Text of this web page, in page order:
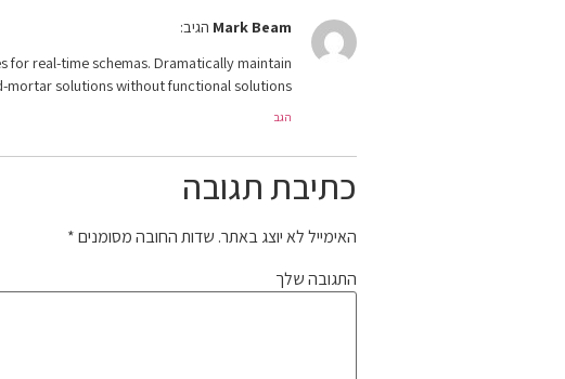
Mark Beam הגיב:
real-time schemas. Dramatically maintain
mortar solutions without functional solutions
הגב
כתיבת תגובה
האימייל לא יוצג באתר. שדות החובה מסומנים*
התגובה שלך